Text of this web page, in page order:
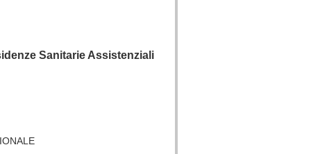
Sanitarie Assistenziali